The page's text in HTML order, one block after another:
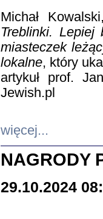
Michał
Treblinki. Lepiej
miasteczek
lokalne, który
artykuł prof.
Jewish.pl
więcej...
NAGRODY
29.10.2024